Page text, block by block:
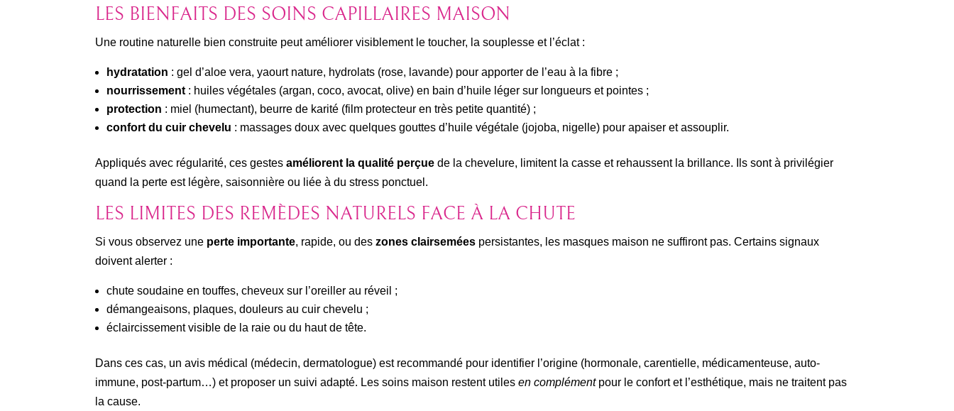
LES BIENFAITS DES SOINS CAPILLAIRES MAISON
Une routine naturelle bien construite peut améliorer visiblement le toucher, la souplesse et l’éclat :
hydratation : gel d’aloe vera, yaourt nature, hydrolats (rose, lavande) pour apporter de l’eau à la fibre ;
nourrissement : huiles végétales (argan, coco, avocat, olive) en bain d’huile léger sur longueurs et pointes ;
protection : miel (humectant), beurre de karité (film protecteur en très petite quantité) ;
confort du cuir chevelu : massages doux avec quelques gouttes d’huile végétale (jojoba, nigelle) pour apaiser et assouplir.
Appliqués avec régularité, ces gestesaméliorent la qualité perçue de la chevelure, limitent la casse et rehaussent la brillance. Ils sont à privilégier
quand la perte est légère, saisonnière ou liée à du stress ponctuel.
LES LIMITES DES REMÈDES NATURELS FACE À LA CHUTE
Si vous observez une perte importante, rapide, ou deszones clairsemées persistantes, les masques maison ne suffiront pas. Certains signaux
doivent alerter :
chute soudaine en touffes, cheveux sur l’oreiller au réveil ;
démangeaisons, plaques, douleurs au cuir chevelu ;
éclaircissement visible de la raie ou du haut de tête.
Dans ces cas, un avis médical (médecin, dermatologue) est recommandé pour identifier l’origine (hormonale, carentielle, médicamenteuse, auto-
immune, post-partum…) et proposer un suivi adapté. Les soins maison restent utilesen complémentpour le confort et l’esthétique, mais ne traitent pas
la cause.